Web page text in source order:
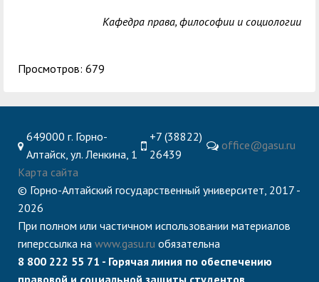
Кафедра права, философии и социологии
Просмотров: 679
649000 г. Горно-
Алтайск, ул. Ленкина, 1
+7 (38822)
26439
office@gasu.ru
Карта сайта
© Горно-Алтайский государственный университет, 2017 -
2026
При полном или частичном использовании материалов
гиперссылка на www.gasu.ru обязательна
8 800 222 55 71 - Горячая линия по обеспечению
правовой и социальной защиты студентов